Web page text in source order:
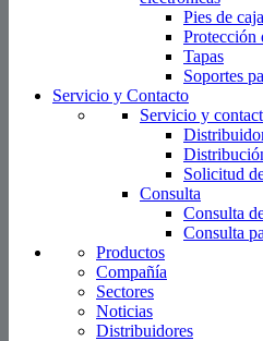
Pies de
Protección
Tapas
Soportes
Servicio y Contacto
Servicio y
Solicitud
Consulta
Consulta
Consulta
Productos
Compañía
Sectores
Noticias
Distribuidores